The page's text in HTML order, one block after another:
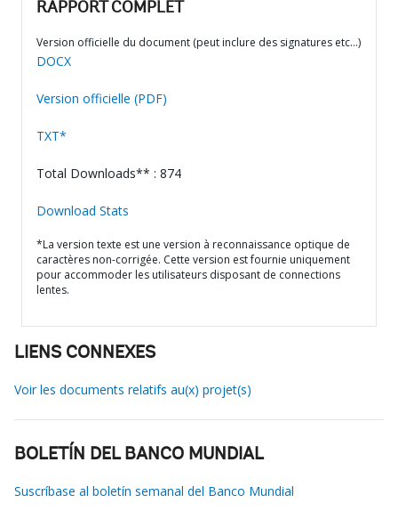
RAPPORT COMPLET
Version officielle du document (peut inclure des signatures etc…)
DOCX
Version officielle (PDF)
TXT*
Total Downloads** : 874
Download Stats
*La version texte est une version à reconnaissance optique de
caractères non-corrigée. Cette version est fournie uniquement
pour accommoder les utilisateurs disposant de connections
lentes.
LIENS CONNEXES
Voir les documents relatifs au(x) projet(s)
BOLETÍN DEL BANCO MUNDIAL
Suscríbase al boletín semanal del Banco Mundial